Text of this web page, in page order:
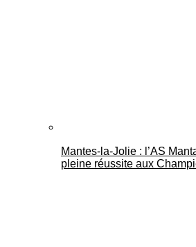
Mantes-la-Jolie : l’AS
pleine réussite aux